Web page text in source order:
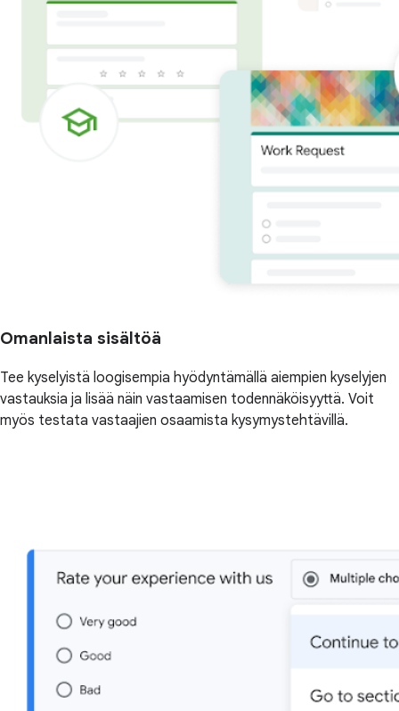
Omanlaista sisältöä
Tee kyselyistä loogisempia hyödyntämällä aiempien kyselyjen
vastauksia ja lisää näin vastaamisen todennäköisyyttä. Voit
myös testata vastaajien osaamista kysymystehtävillä.